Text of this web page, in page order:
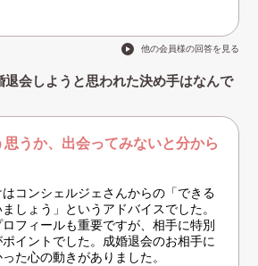
他の会員様の回答を見る
退会しようと思われた決め手はなんで
うか、出会ってみないと分から
コンシェルジェさんからの「できる
しょう」というアドバイスでした。
フィールも重要ですが、相手に特別
イントでした。成婚退会のお相手に
た心の動きがありました。